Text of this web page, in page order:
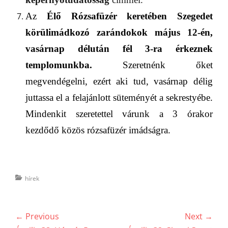
Az Élő Rózsafüzér keretében Szegedet
körülimádkozó zarándokok május 12-én,
vasárnap délután fél 3-ra érkeznek
templomunkba. Szeretnénk őket
megvendégelni, ezért aki tud, vasárnap délig
juttassa el a felajánlott süteményét a sekrestyébe.
Mindenkit szeretettel várunk a 3 órakor
kezdődő közös rózsafüzér imádságra.
Categories
hírek
Bejegyzés
← Previous
Next →